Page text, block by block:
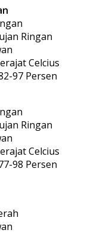
Ringan
Celcius
97 Persen
Ringan
Celcius
98 Persen